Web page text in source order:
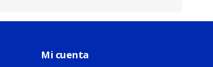
Mi cuenta